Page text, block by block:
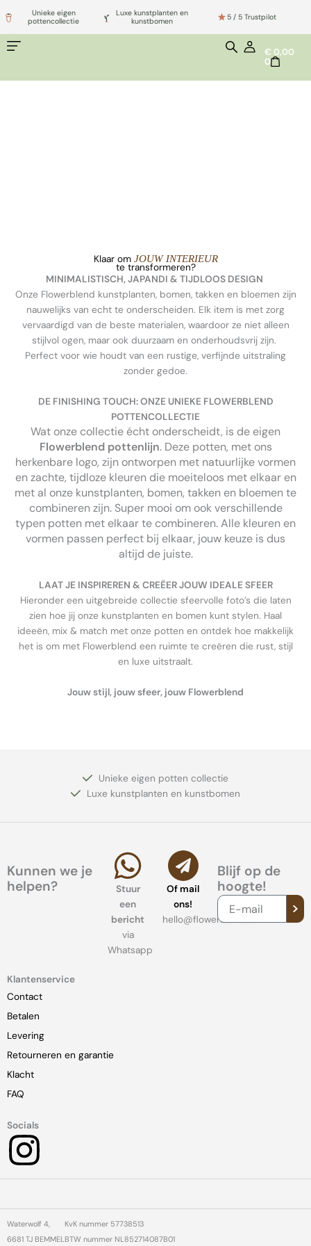
naar
de
inhoud
Unieke eigen
pottencollectie
Luxe kunstplanten en
kunstbomen
5 / 5 Trustpilot
€ 0,00
0
Klaar om JOUW INTERIEUR
te transformeren?
MINIMALISTISCH, JAPANDI & TIJDLOOS DESIGN
Onze Flowerblend kunstplanten, bomen, takken en bloemen zijn
nauwelijks van echt te onderscheiden. Elk item is met zorg
vervaardigd van de beste materialen, waardoor ze niet alleen
stijlvol ogen, maar ook duurzaam en onderhoudsvrij zijn.
Perfect voor wie houdt van een rustige, verfijnde uitstraling
zonder gedoe.
DE FINISHING TOUCH: ONZE UNIEKE FLOWERBLEND
POTTENCOLLECTIE
Wat onze collectie écht onderscheidt, is de eigen
Flowerblend pottenlijn. Deze potten, met ons
herkenbare logo, zijn ontworpen met natuurlijke vormen
en zachte, tijdloze kleuren die moeiteloos met elkaar en
met al onze kunstplanten, bomen, takken en bloemen te
combineren zijn. Super mooi om ook verschillende
typen potten met elkaar te combineren. Alle kleuren en
vormen passen perfect bij elkaar, jouw keuze is dus
altijd de juiste.
LAAT JE INSPIREREN & CREËER JOUW IDEALE SFEER
Hieronder een uitgebreide collectie sfeervolle foto’s die laten
zien hoe jij onze kunstplanten en bomen kunt stylen. Haal
ideeën, mix & match met onze potten en ontdek hoe makkelijk
het is om met Flowerblend een ruimte te creëren die rust, stijl
en luxe uitstraalt.
Jouw stijl, jouw sfeer, jouw Flowerblend
Unieke eigen potten collectie
Luxe kunstplanten en kunstbomen
Kunnen we je
helpen?
Stuur
een
bericht
via
Whatsapp
Of mail
ons!
hello@flowerblend.com
Blijf op de
hoogte!
E-
mail
Klantenservice
Contact
Betalen
Levering
Retourneren en garantie
Klacht
FAQ
Socials
I
n
s
Waterwolf 4,
6681 TJ BEMMEL
KvK nummer 57738513
BTW nummer NL852714087B01